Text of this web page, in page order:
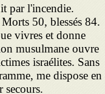
par l'incendie.
50, blessés 84.
vivres et donne
musulmane ouvre
israélites. Sans
me dispose en